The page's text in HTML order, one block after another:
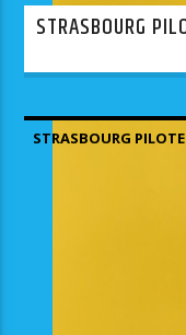
STRASBOURG
STRASBOURG